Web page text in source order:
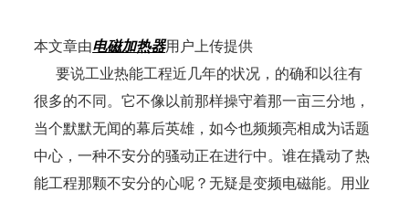
本文章由电磁加热器用户上传提供
要说工业热能工程近几年的状况，的确和以往有
很多的不同。它不像以前那样操守着那一亩三分地，
当个默默无闻的幕后英雄，如今也频频亮相成为话题
中心，一种不安分的骚动正在进行中。谁在撬动了热
能工程那颗不安分的心呢？无疑是变频电磁能。用业